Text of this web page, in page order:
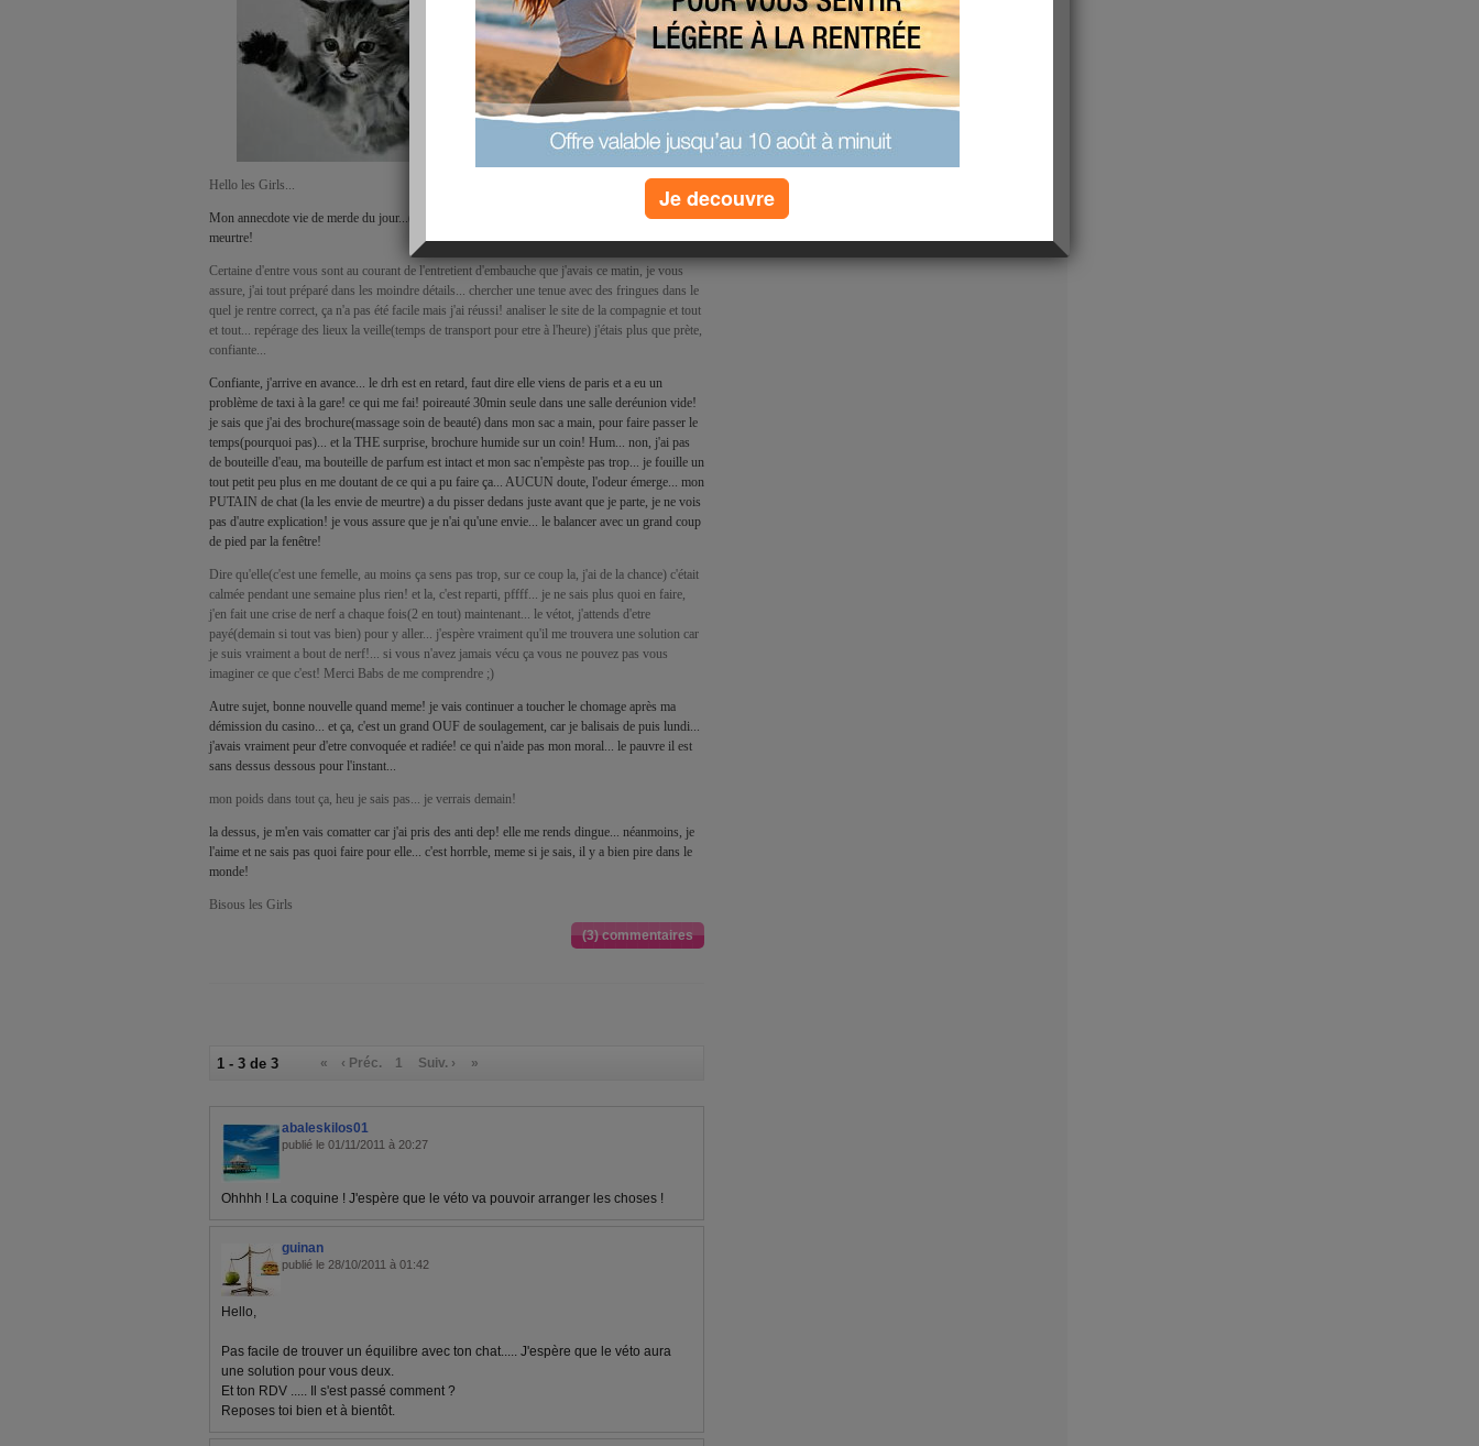
Hello les Girls...
Mon annecdote vie de merde du jour...(je vous défends de rire) j'ai vraiement des envie de
meurtre!
Certaine d'entre vous sont au courant de l'entretient d'embauche que j'avais ce matin, je vous
assure, j'ai tout préparé dans les moindre détails... chercher une tenue avec des fringues dans le
quel je rentre correct, ça n'a pas été facile mais j'ai réussi! analiser le site de la compagnie et tout
et tout... repérage des lieux la veille(temps de transport pour etre à l'heure) j'étais plus que prète,
confiante...
Confiante, j'arrive en avance... le drh est en retard, faut dire elle viens de paris et a eu un
problème de taxi à la gare! ce qui me fai! poireauté 30min seule dans une salle deréunion vide!
je sais que j'ai des brochure(massage soin de beauté) dans mon sac a main, pour faire passer le
temps(pourquoi pas)... et la THE surprise, brochure humide sur un coin! Hum... non, j'ai pas
de bouteille d'eau, ma bouteille de parfum est intact et mon sac n'empèste pas trop... je fouille un
tout petit peu plus en me doutant de ce qui a pu faire ça... AUCUN doute, l'odeur émerge... mon
PUTAIN de chat (la les envie de meurtre) a du pisser dedans juste avant que je parte, je ne vois
pas d'autre explication! je vous assure que je n'ai qu'une envie... le balancer avec un grand coup
de pied par la fenêtre!
Dire qu'elle(c'est une femelle, au moins ça sens pas trop, sur ce coup la, j'ai de la chance) c'était
calmée pendant une semaine plus rien! et la, c'est reparti, pffff... je ne sais plus quoi en faire,
j'en fait une crise de nerf a chaque fois(2 en tout) maintenant... le vétot, j'attends d'etre
payé(demain si tout vas bien) pour y aller... j'espère vraiment qu'il me trouvera une solution car
je suis vraiment a bout de nerf!... si vous n'avez jamais vécu ça vous ne pouvez pas vous
imaginer ce que c'est! Merci Babs de me comprendre ;)
Autre sujet, bonne nouvelle quand meme! je vais continuer a toucher le chomage après ma
démission du casino... et ça, c'est un grand OUF de soulagement, car je balisais de puis lundi...
j'avais vraiment peur d'etre convoquée et radiée! ce qui n'aide pas mon moral... le pauvre il est
sans dessus dessous pour l'instant...
mon poids dans tout ça, heu je sais pas... je verrais demain!
la dessus, je m'en vais comatter car j'ai pris des anti dep! elle me rends dingue... néanmoins, je
l'aime et ne sais pas quoi faire pour elle... c'est horrble, meme si je sais, il y a bien pire dans le
monde!
Bisous les Girls
(3) commentaires
1 - 3 de 3 « ‹ Préc. 1 Suiv. › »
abaleskilos01
publié le 01/11/2011 à 20:27
Ohhhh ! La coquine ! J'espère que le véto va pouvoir arranger les choses !
guinan
publié le 28/10/2011 à 01:42
Hello,
Pas facile de trouver un équilibre avec ton chat..... J'espère que le véto aura
une solution pour vous deux.
Et ton RDV ..... Il s'est passé comment ?
Reposes toi bien et à bientôt.
Je decouvre